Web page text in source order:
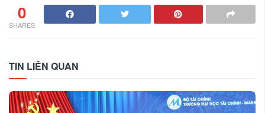
0
SHARES
TIN LIÊN QUAN